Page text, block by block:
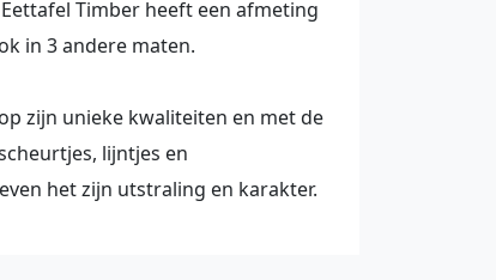
Timber heeft een afmeting
in 3 andere maten.
zijn unieke kwaliteiten en met de
lijntjes en
het zijn utstraling en karakter.